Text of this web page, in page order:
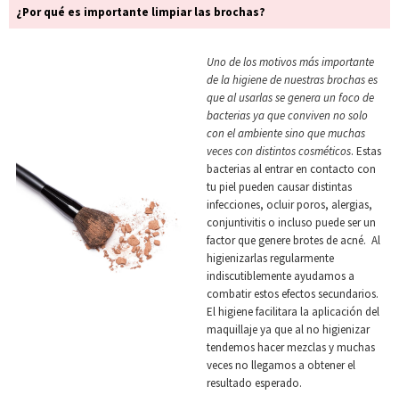
¿Por qué es importante limpiar las brochas?
Uno de los motivos más importante
de la higiene de nuestras brochas es
que al usarlas se genera un foco de
bacterias ya que conviven no solo
con el ambiente sino que muchas
veces con distintos cosméticos. Estas
bacterias al entrar en contacto con
tu piel pueden causar distintas
infecciones, ocluir poros, alergias,
conjuntivitis o incluso puede ser un
factor que genere brotes de acné. Al
higienizarlas regularmente
indiscutiblemente ayudamos a
combatir estos efectos secundarios.
El higiene facilitara la aplicación del
maquillaje ya que al no higienizar
tendemos hacer mezclas y muchas
veces no llegamos a obtener el
resultado esperado.